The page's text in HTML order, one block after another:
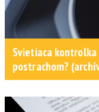
Svietiaca
postrachom?